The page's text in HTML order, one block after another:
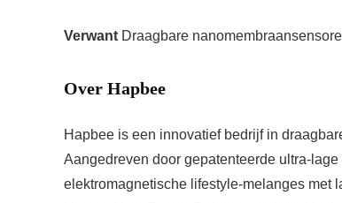
Verwant Draagbare
Over Hapbee
Hapbee is een innovatief bedrijf in
Aangedreven door gepatenteerde ultra-
elektromagnetische lifestyle-melanges met